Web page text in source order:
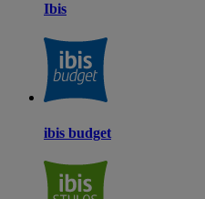
Ibis
ibis budget